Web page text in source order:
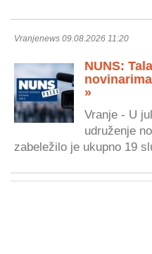
Vranjenews 09.08.2026 11:20
NUNS:
»
Vranje - U
udruženje
zabeležilo je ukupno 19